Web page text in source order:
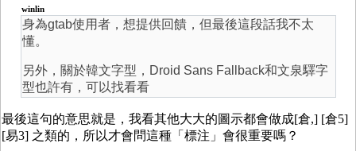
winlin
身為gtab使用者，想提供回饋，但最後這段話我不太
懂。
另外，關於韓文字型，Droid Sans Fallback和文泉驛字
型也許有，可以找看看
最後這句的意思就是，我看其他大大的圖示都會做成[倉,] [倉5]
[易3] 之類的，所以才會問這種「標注」會很重要嗎？